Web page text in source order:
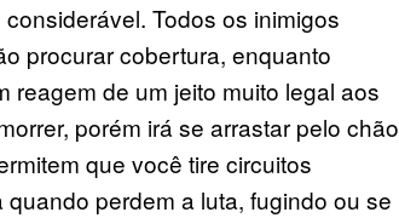
Todos os inimigos
procurar cobertura, enquanto
reagem de um jeito muito legal aos
porém irá se arrastar pelo chão
que você tire circuitos
perdem a luta, fugindo ou se